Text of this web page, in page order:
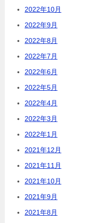
2022年10月
2022年9月
2022年8月
2022年7月
2022年6月
2022年5月
2022年4月
2022年3月
2022年1月
2021年12月
2021年11月
2021年10月
2021年9月
2021年8月